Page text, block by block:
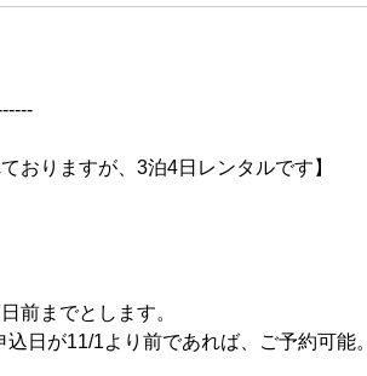
おりますが、3泊4日レンタルです】
前までとします。
日が11/1より前であれば、ご予約可能。